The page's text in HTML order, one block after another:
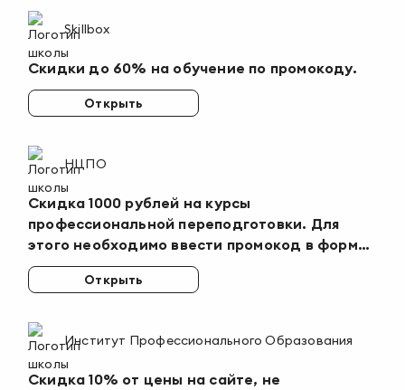
Skillbox
Скидки до 60% на обучение по промокоду.
Открыть
НЦПО
Скидка 1000 рублей на курсы
профессиональной переподготовки. Для
этого необходимо ввести промокод в форме
заявки или сообщить менеджеру.
Открыть
Институт Профессионального Образования
Скидка 10% от цены на сайте, не